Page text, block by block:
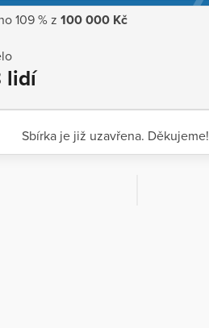
109 % z 100 000 Kč
lidí
Sbírka je již uzavřena. Děkujeme!